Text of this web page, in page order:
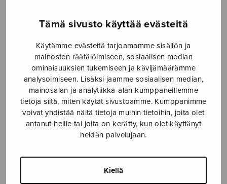
Tämä sivusto käyttää evästeitä
Käytämme evästeitä tarjoamamme sisällön ja
mainosten räätälöimiseen, sosiaalisen median
ominaisuuksien tukemiseen ja kävijämäärämme
analysoimiseen. Lisäksi jaamme sosiaalisen median,
mainosalan ja analytiikka-alan kumppaneillemme
tietoja siitä, miten käytät sivustoamme. Kumppanimme
voivat yhdistää näitä tietoja muihin tietoihin, joita olet
antanut heille tai joita on kerätty, kun olet käyttänyt
heidän palvelujaan.
Kiellä
Descriptio sudantis in
Fenix